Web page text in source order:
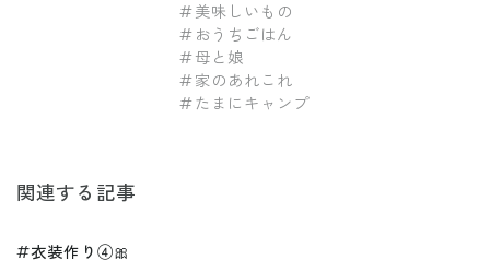
#美味しいもの
#おうちごはん
#母と娘
#家のあれこれ
#たまにキャンプ
関連する記事
#衣装作り④🎀